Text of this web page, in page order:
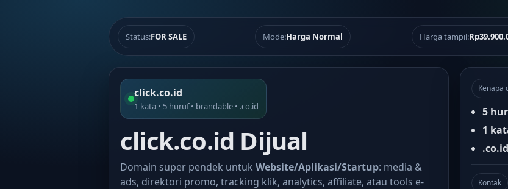
Status:FOR SALE Mode:Harga Normal Harga tampil:
click.co.id
1 kata • 5 huruf • brandable • .co.id
click.co.id Dijual
Domain super pendek untuk Website/Aplikasi/Startup: media &
ads, direktori promo, tracking klik, analytics, affiliate, atau tools e-
Kenapa
5
1
.co.id
Kontak